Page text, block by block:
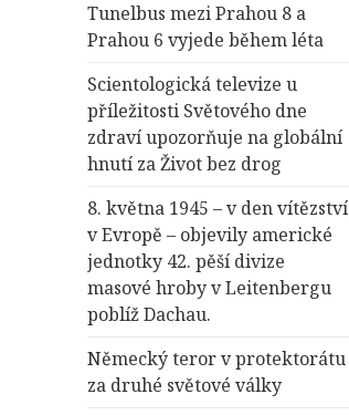
Tunelbus mezi Prahou 8 a
Prahou 6 vyjede během léta
Scientologická televize u
příležitosti Světového dne
zdraví upozorňuje na globální
hnutí za Život bez drog
8. května 1945 – v den vítězství
v Evropě – objevily americké
jednotky 42. pěší divize
masové hroby v Leitenbergu
poblíž Dachau.
Německý teror v protektorátu
za druhé světové války